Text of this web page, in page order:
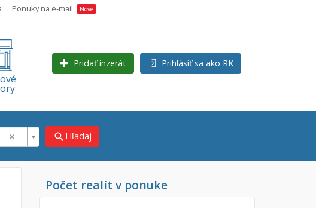
Ponuky na e-mail Nové
Pridať inzerát Prihlásiť sa ako RK
× search Hľadaj
Počet realít v ponuke